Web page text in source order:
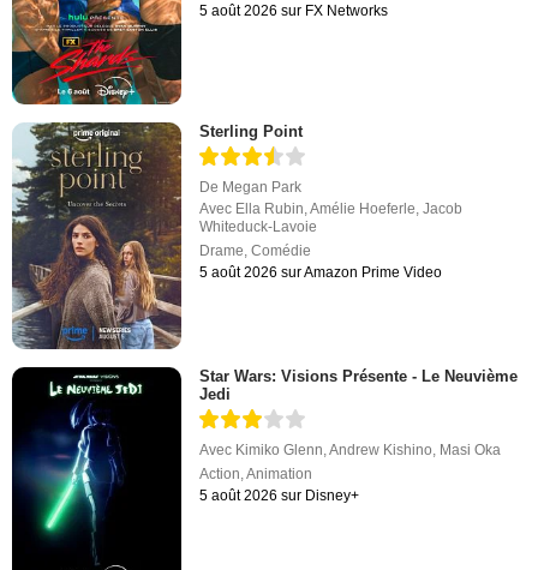
5 août 2026 sur FX Networks
Sterling Point
De Megan Park
Avec Ella Rubin,Amélie Hoeferle,Jacob
Whiteduck-Lavoie
Drame,Comédie
5 août 2026 sur Amazon Prime Video
Star Wars: Visions Présente - Le Neuvième
Jedi
Avec Kimiko Glenn ,Andrew Kishino Masi Oka
Action ,Animation
5 août 2026 sur Disney+